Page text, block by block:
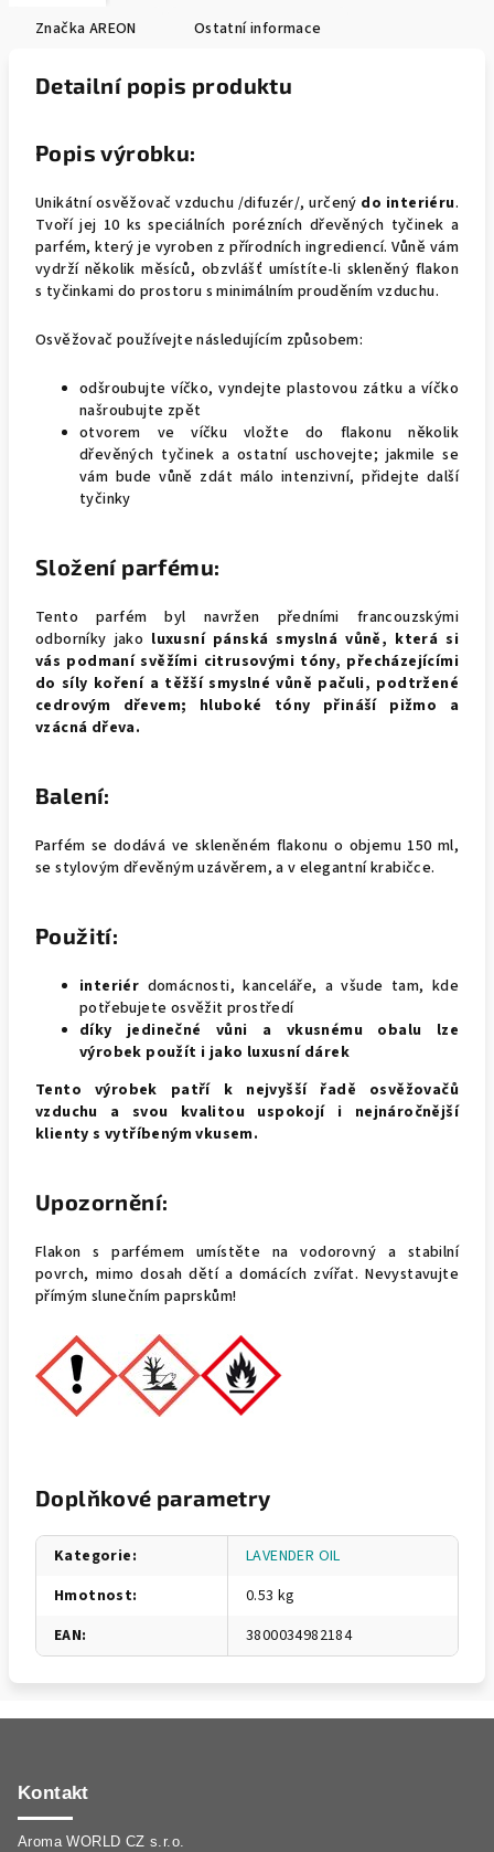
Značka AREON Ostatní informace
Detailní popis produktu
Popis výrobku:
Unikátní osvěžovač vzduchu /difuzér/, určený do interiéru.
Tvoří jej 10 ks speciálních porézních dřevěných tyčinek a
parfém, který je vyroben z přírodních ingrediencí. Vůně vám
vydrží několik měsíců, obzvlášť umístíte-li skleněný flakon
s tyčinkami do prostoru s minimálním prouděním vzduchu.
Osvěžovač používejte následujícím způsobem:
odšroubujte víčko, vyndejte plastovou zátku a víčko
našroubujte zpět
otvorem ve víčku vložte do flakonu několik
dřevěných tyčinek a ostatní uschovejte; jakmile se
vám bude vůně zdát málo intenzivní, přidejte další
tyčinky
Složení parfému:
Tento parfém byl navržen předními francouzskými
odborníky jako luxusní pánská smyslná vůně, která si
vás podmaní svěžími citrusovými tóny, přecházejícími
do síly koření a těžší smyslné vůně pačuli, podtržené
cedrovým dřevem; hluboké tóny přináší pižmo a
vzácná dřeva.
Balení:
Parfém se dodává ve skleněném flakonu o objemu 150 ml,
se stylovým dřevěným uzávěrem, a v elegantní krabičce.
Použití:
interiér domácnosti, kanceláře, a všude tam, kde
potřebujete osvěžit prostředí
díky jedinečné vůni a vkusnému obalu lze
výrobek použít i jako luxusní dárek
Tento výrobek patří k nejvyšší řadě osvěžovačů
vzduchu a svou kvalitou uspokojí i nejnáročnější
klienty s vytříbeným vkusem.
Upozornění:
Flakon s parfémem umístěte na vodorovný a stabilní
povrch, mimo dosah dětí a domácích zvířat. Nevystavujte
přímým slunečním paprskům!
Doplňkové parametry
Kategorie:
LAVENDER OIL
Hmotnost:
0.53 kg
EAN: 3800034982184
Kontakt
Aroma WORLD CZ s.r.o.